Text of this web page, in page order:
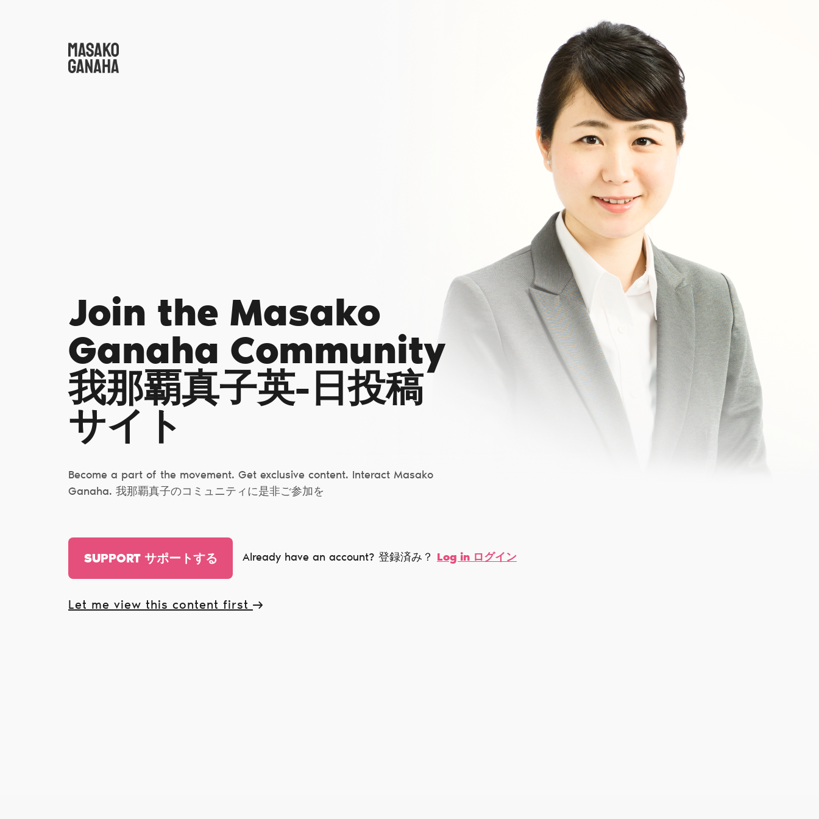
Join the Masako
Ganaha Сommunity
我那覇真子英-日投稿
サイト
Become a part of the movement. Get exclusive content. Interact Masako
Ganaha. 我那覇真子のコミュニティに是非ご参加を
SUPPORT サポートする Already have an account? 登録済み？ Log in ログイン
Let me view this content first